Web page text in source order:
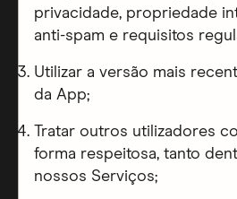
privacidade, propriedade
anti-spam e requisitos
Utilizar a versão mais
da App;
Tratar outros utilizadores
forma respeitosa, tanto
nossos Serviços;